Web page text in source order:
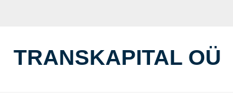
TRANSKAPITAL OÜ